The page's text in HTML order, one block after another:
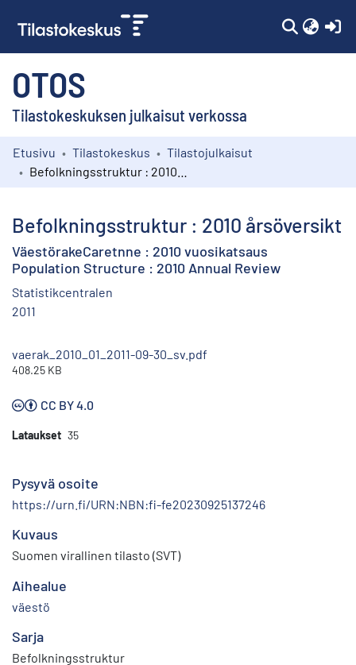
OTOS
Tilastokeskuksen julkaisut verkossa
Kokoelmat
Etusivu Tilastokeskus
Tilastojulkaisut
Befolkningsstruktur : 2010 årsöversikt
VäestörakeCaretnne : 2010 vuosikatsaus
Population Structure : 2010 Annual Review
Statistikcentralen
2011
vaerak_2010_01_2011-09-30_sv.pdf
408.25 KB
CC BY 4.0
Lataukset 35
Pysyvä osoite
https://urn.fi/URN:NBN:fi-fe20230925137246
Kuvaus
Suomen virallinen tilasto (SVT)
Aihealue
väestö
Sarja
Befolkningsstruktur